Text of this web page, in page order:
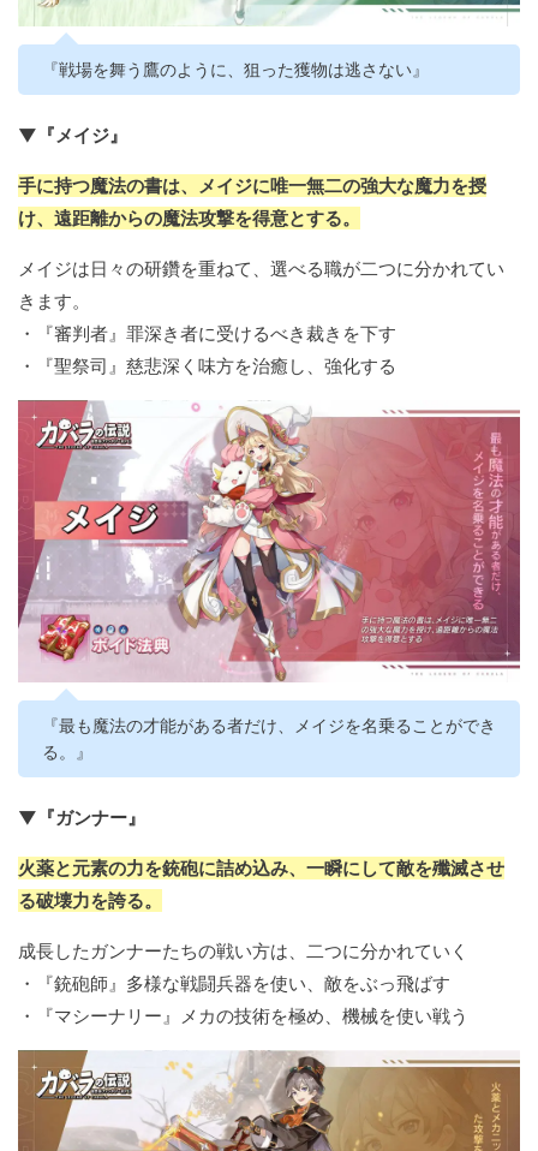
『戦場を舞う鷹のように、狙った獲物は逃さない』
▼『メイジ』
手に持つ魔法の書は、メイジに唯一無二の強大な魔力を授
け、遠距離からの魔法攻撃を得意とする。
メイジは日々の研鑽を重ねて、選べる職が二つに分かれてい
きます。
・『審判者』罪深き者に受けるべき裁きを下す
・『聖祭司』慈悲深く味方を治癒し、強化する
『最も魔法の才能がある者だけ、メイジを名乗ることができ
る。』
▼『ガンナー』
火薬と元素の力を銃砲に詰め込み、一瞬にして敵を殲滅させ
る破壊力を誇る。
成長したガンナーたちの戦い方は、二つに分かれていく
・『銃砲師』多様な戦闘兵器を使い、敵をぶっ飛ばす
・『マシーナリー』メカの技術を極め、機械を使い戦う